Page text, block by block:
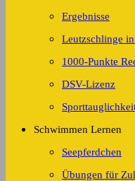
Ergebnisse
Leutzschlinge
1000-Punkte
DSV-Lizenz
Schwimmen Lernen
Seepferdchen
Übungen für